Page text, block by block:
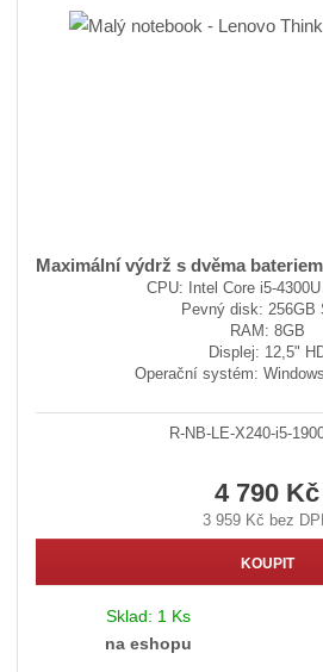
Maximální výdrž s dvěma
CPU: Intel Core i5-
Pevný disk: 256GB
RAM: 8GB
Displej: 12,5"
Operační systém:
R-NB-LE-X240-i5-
4 790 Kč
3 959 Kč bez
KOUPIT
Sklad: 1 Ks
na eshopu